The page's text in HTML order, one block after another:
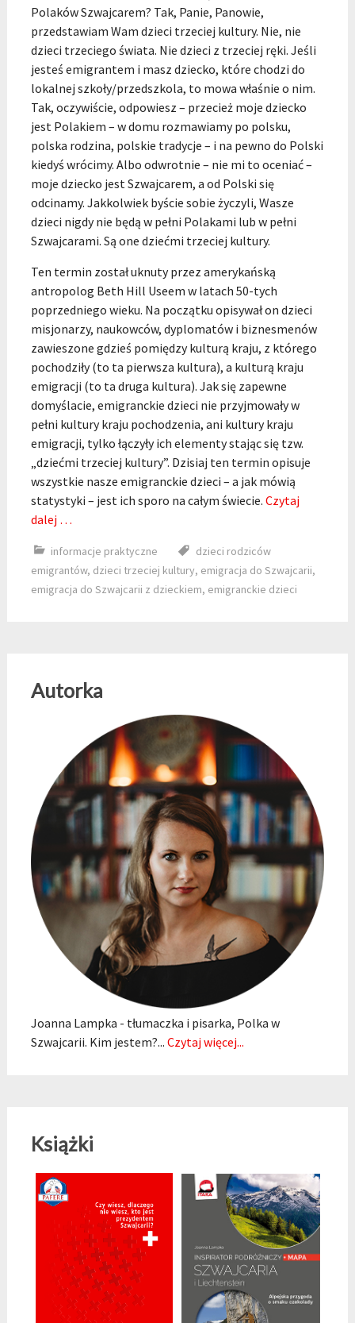
Polaków Szwajcarem? Tak, Panie, Panowie,
przedstawiam Wam dzieci trzeciej kultury. Nie, nie
dzieci trzeciego świata. Nie dzieci z trzeciej ręki. Jeśli
jesteś emigrantem i masz dziecko, które chodzi do
lokalnej szkoły/przedszkola, to mowa właśnie o nim.
Tak, oczywiście, odpowiesz – przecież moje dziecko
jest Polakiem – w domu rozmawiamy po polsku,
polska rodzina, polskie tradycje – i na pewno do Polski
kiedyś wrócimy. Albo odwrotnie – nie mi to oceniać –
moje dziecko jest Szwajcarem, a od Polski się
odcinamy. Jakkolwiek byście sobie życzyli, Wasze
dzieci nigdy nie będą w pełni Polakami lub w pełni
Szwajcarami. Są one dziećmi trzeciej kultury.
Ten termin został uknuty przez amerykańską
antropolog Beth Hill Useem w latach 50-tych
poprzedniego wieku. Na początku opisywał on dzieci
misjonarzy, naukowców, dyplomatów i biznesmenów
zawieszone gdzieś pomiędzy kulturą kraju, z którego
pochodziły (to ta pierwsza kultura), a kulturą kraju
emigracji (to ta druga kultura). Jak się zapewne
domyślacie, emigranckie dzieci nie przyjmowały w
pełni kultury kraju pochodzenia, ani kultury kraju
emigracji, tylko łączyły ich elementy stając się tzw.
„dziećmi trzeciej kultury”. Dzisiaj ten termin opisuje
wszystkie nasze emigranckie dzieci – a jak mówią
statystyki – jest ich sporo na całym świecie. Czytaj
dalej …
informacje praktyczne
dzieci rodziców
emigrantów, dzieci trzeciej kultury, emigracja do Szwajcarii,
emigracja do Szwajcarii z dzieckiem, emigranckie dzieci
Autorka
Joanna Lampka - tłumaczka i pisarka, Polka w
Szwajcarii. Kim jestem?... Czytaj więcej...
Książki